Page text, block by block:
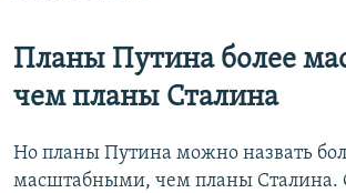
Планы Путина более
чем планы Сталина
Но планы Путина можно назвать
масштабными, чем планы Сталина.